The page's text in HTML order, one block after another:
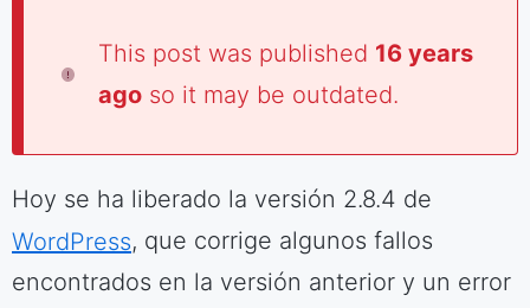
This post was published 16 years
ago so it may be outdated.
Hoy se ha liberado la versión 2.8.4 de
WordPress, que corrige algunos fallos
encontrados en la versión anterior y un error